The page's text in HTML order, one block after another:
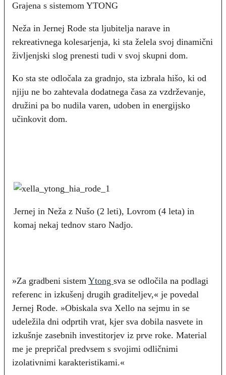
Grajena s sistemom YTONG
Neža in Jernej Rode sta ljubitelja narave in
rekreativnega kolesarjenja, ki sta želela svoj dinamični
življenjski slog prenesti tudi v svoj skupni dom.
Ko sta ste odločala za gradnjo, sta izbrala hišo, ki od
njiju ne bo zahtevala dodatnega časa za vzdrževanje,
družini pa bo nudila varen, udoben in energijsko
učinkovit dom.
Jernej in Neža z Nušo (2 leti), Lovrom (4 leta) in
komaj nekaj tednov staro Nadjo.
»Za gradbeni sistem Ytong sva se odločila na podlagi
referenc in izkušenj drugih graditeljev,« je povedal
Jernej Rode. »Obiskala sva Xello na sejmu in se
udeležila dni odprtih vrat, kjer sva dobila nasvete in
izkušnje zasebnih investitorjev iz prve roke. Material
me je prepričal predvsem s svojimi odličnimi
izolativnimi karakteristikami.«